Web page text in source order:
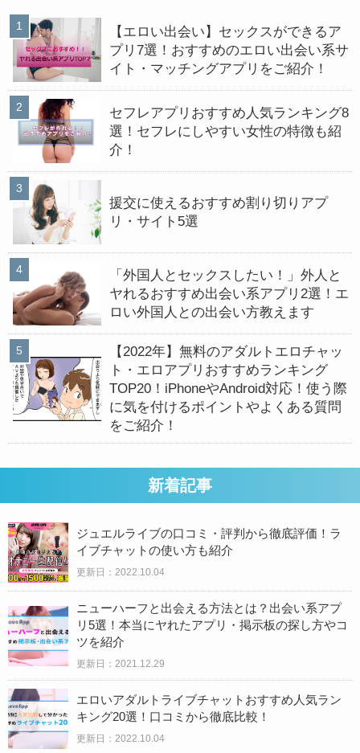
【エロい出会い】セックスができるア
プリ7選！おすすめのエロい出会い系サ
イト・マッチングアプリをご紹介！
セフレアプリおすすめ人気ランキング8
選！セフレにしやすい女性の特徴も紹
介！
援交に使えるおすすめ割り切りアプ
リ・サイト5選
「外国人とセックスしたい！」外人と
ヤれるおすすめ出会い系アプリ2選！エ
ロい外国人との出会い方教えます
【2022年】無料のアダルトエロチャッ
ト・エロアプリおすすめランキング
TOP20！iPhoneやAndroid対応！使う際
に気を付けるポイントやよくある質問
をご紹介！
新着記事
ジュエルライブの口コミ・評判から徹底評価！ラ
イブチャットの使い方も紹介
更新日：2022.10.04
ニューハーフと出会える方法とは？出会い系アプ
リ5選！本当にヤれたアプリ・掲示板の探し方やコ
ツを紹介
更新日：2021.12.29
エロいアダルトライブチャットおすすめ人気ラン
キング20選！口コミから徹底比較！
更新日：2022.10.04